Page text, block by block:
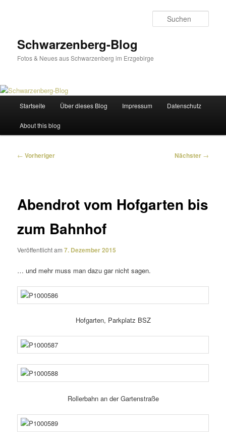
Schwarzenberg-Blog
Fotos & Neues aus Schwarzenberg im Erzgebirge
Startseite Über dieses Blog Impressum Datenschutz
About this blog
Beitragsnavigation
← Vorheriger Nächster →
Abendrot vom Hofgarten bis
zum Bahnhof
Veröffentlicht am7. Dezember 2015
… und mehr muss man dazu gar nicht sagen.
Hofgarten, Parkplatz BSZ
Rollerbahn an der Gartenstraße